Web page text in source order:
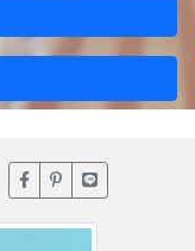
臉書分享(另開新視窗)
噗浪分享(另開新
Line分享(另